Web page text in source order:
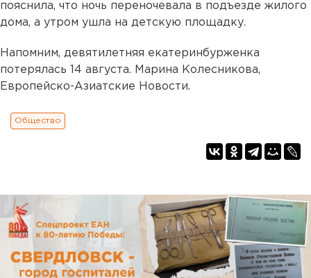
пояснила, что ночь переночевала в подъезде жилого
дома, а утром ушла на детскую площадку.
Напомним, девятилетняя екатеринбурженка
потерялась 14 августа. Марина Колесникова,
Европейско-Азиатские Новости.
Общество